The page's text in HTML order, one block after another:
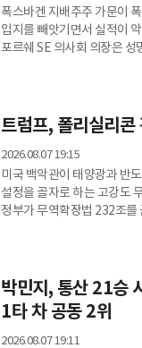
폭스바겐 지배주주 가문이
입지를 빼앗기면서 실적이
포르쉐 SE 의사회 의장은
능력 축소와 비용 대폭 절감
트럼프, 폴리실리
2026.08.07 19:15
미국 백악관이 태양광과 반
설정을 골자로 하는 고강도
정부가 무역확장법 232조를
(약 2만 9740원)로 책정됐
1620원
박민지, 통산 21승
1타 차 공동 2위
2026.08.07 19:11